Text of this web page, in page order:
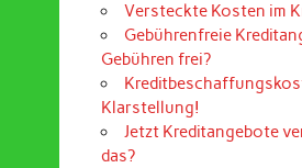
Versteckte Kosten im
Gebührenfreie
Gebühren frei?
Klarstellung!
Jetzt Kreditangebote
das?